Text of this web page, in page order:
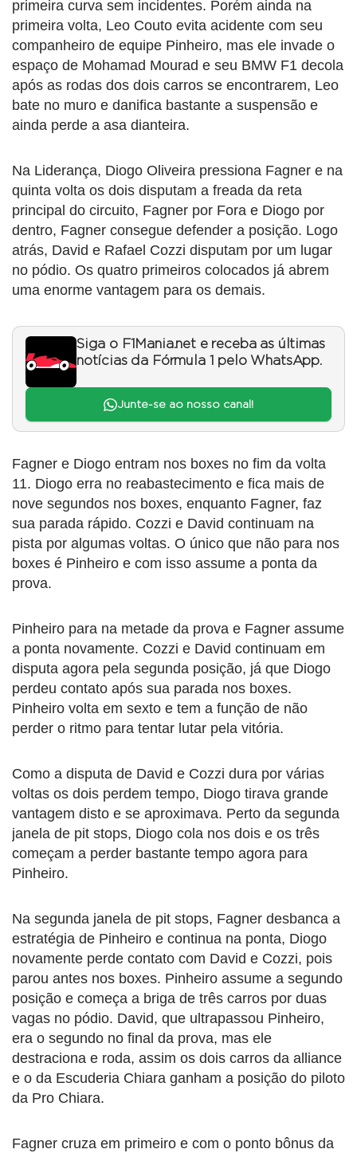
primeira curva sem incidentes. Porém ainda na
primeira volta, Leo Couto evita acidente com seu
companheiro de equipe Pinheiro, mas ele invade o
espaço de Mohamad Mourad e seu BMW F1 decola
após as rodas dos dois carros se encontrarem, Leo
bate no muro e danifica bastante a suspensão e
ainda perde a asa dianteira.
Na Liderança, Diogo Oliveira pressiona Fagner e na
quinta volta os dois disputam a freada da reta
principal do circuito, Fagner por Fora e Diogo por
dentro, Fagner consegue defender a posição. Logo
atrás, David e Rafael Cozzi disputam por um lugar
no pódio. Os quatro primeiros colocados já abrem
uma enorme vantagem para os demais.
Siga o F1Mania.net e receba as últimas
notícias da Fórmula 1 pelo WhatsApp.
Junte-se ao nosso canal!
Fagner e Diogo entram nos boxes no fim da volta
11. Diogo erra no reabastecimento e fica mais de
nove segundos nos boxes, enquanto Fagner, faz
sua parada rápido. Cozzi e David continuam na
pista por algumas voltas. O único que não para nos
boxes é Pinheiro e com isso assume a ponta da
prova.
Pinheiro para na metade da prova e Fagner assume
a ponta novamente. Cozzi e David continuam em
disputa agora pela segunda posição, já que Diogo
perdeu contato após sua parada nos boxes.
Pinheiro volta em sexto e tem a função de não
perder o ritmo para tentar lutar pela vitória.
Como a disputa de David e Cozzi dura por várias
voltas os dois perdem tempo, Diogo tirava grande
vantagem disto e se aproximava. Perto da segunda
janela de pit stops, Diogo cola nos dois e os três
começam a perder bastante tempo agora para
Pinheiro.
Na segunda janela de pit stops, Fagner desbanca a
estratégia de Pinheiro e continua na ponta, Diogo
novamente perde contato com David e Cozzi, pois
parou antes nos boxes. Pinheiro assume a segundo
posição e começa a briga de três carros por duas
vagas no pódio. David, que ultrapassou Pinheiro,
era o segundo no final da prova, mas ele
destraciona e roda, assim os dois carros da alliance
e o da Escuderia Chiara ganham a posição do piloto
da Pro Chiara.
Fagner cruza em primeiro e com o ponto bônus da